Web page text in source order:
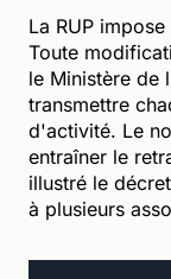
La RUP impose
Toute
le Ministère de
transmettre
d'activité. Le
entraîner le
illustré le
à plusieurs